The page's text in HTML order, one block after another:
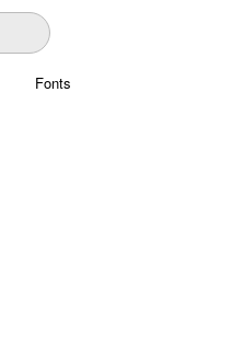
Fonts